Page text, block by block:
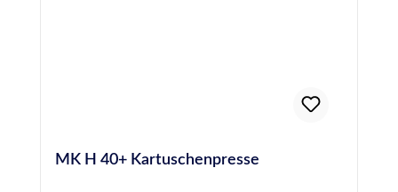
MK H 40+ Kartuschenpresse